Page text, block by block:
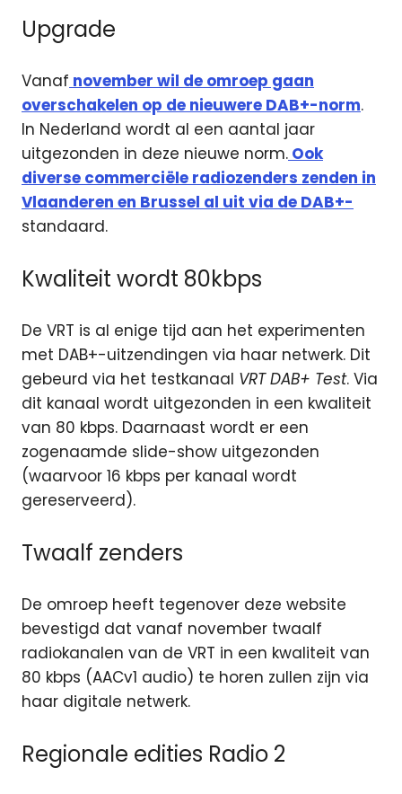
Upgrade
Vanaf november wil de omroep gaan
overschakelen op de nieuwere DAB+-norm.
In Nederland wordt al een aantal jaar
uitgezonden in deze nieuwe norm. Ook
diverse commerciële radiozenders zenden in
Vlaanderen en Brussel al uit via de DAB+-
standaard.
Kwaliteit wordt 80kbps
De VRT is al enige tijd aan het experimenten
met DAB+-uitzendingen via haar netwerk. Dit
gebeurd via het testkanaal VRT DAB+ Test. Via
dit kanaal wordt uitgezonden in een kwaliteit
van 80 kbps. Daarnaast wordt er een
zogenaamde slide-show uitgezonden
(waarvoor 16 kbps per kanaal wordt
gereserveerd).
Twaalf zenders
De omroep heeft tegenover deze website
bevestigd dat vanaf november twaalf
radiokanalen van de VRT in een kwaliteit van
80 kbps (AACv1 audio) te horen zullen zijn via
haar digitale netwerk.
Regionale edities Radio 2